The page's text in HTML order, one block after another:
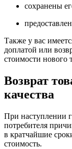
сохранены
Также у вас
доплатой или
стоимости нового
Возврат
качества
При наступлении
потребителя
в кратчайшие
стоимость.